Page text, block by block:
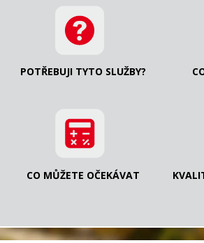
POTŘEBUJI TYTO SLUŽBY?
CO MŮŽETE OČEKÁVAT